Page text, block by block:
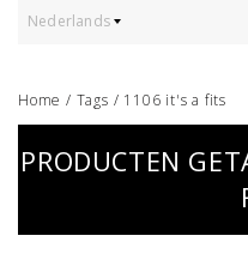
Nederlands
Home / Tags / 1106 it's a fits
PRODUCTEN